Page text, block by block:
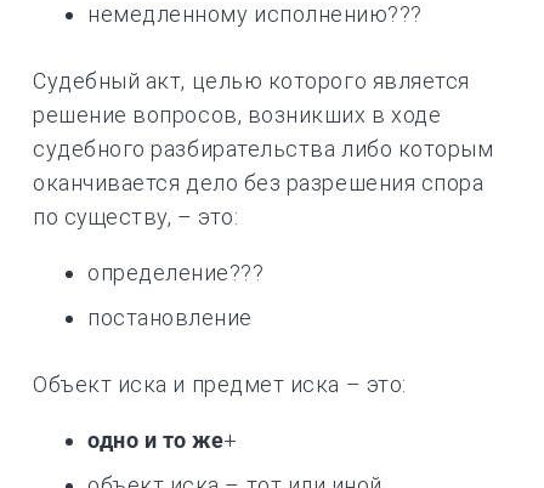
немедленному исполнению???
Судебный акт, целью которого является
решение вопросов, возникших в ходе
судебного разбирательства либо которым
оканчивается дело без разрешения спора
по существу, – это:
определение???
постановление
Объект иска и предмет иска – это:
одно и то же+